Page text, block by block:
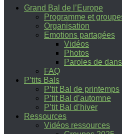
Grand Bal de l’Europe
Programme et
Organisation
Emotions partagées
Vidéos
Photos
Paroles de
FAQ
P’tits Bals
P’tit Bal de printemps
P’tit Bal d’automne
P’tit Bal d’hiver
Ressources
Vidéos ressources